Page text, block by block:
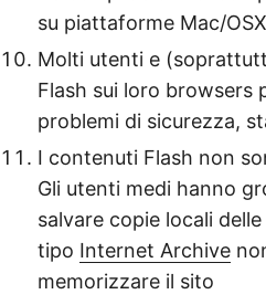
su piattaforme Mac/OSX
Molti utenti e
Flash sui loro browsers
problemi di sicurezza,
I contenuti Flash non
Gli utenti medi hanno
salvare copie locali
tipo Internet Archive
memorizzare il sito